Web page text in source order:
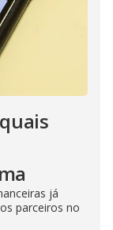
já
parceiros no